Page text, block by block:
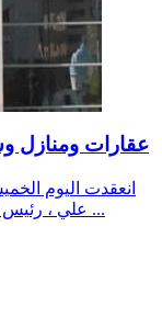
عقارات ومنازل
انعقدت اليوم
علي ، رئيس لجنة المصادرة، وحضرها أعضاء لجنة المصادر ...